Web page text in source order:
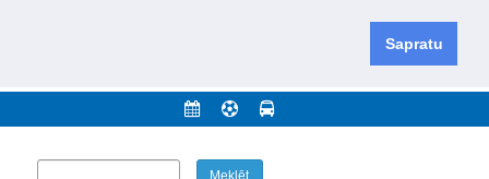
Sapratu
novadu un apkārtējos novadus un pilsētas.